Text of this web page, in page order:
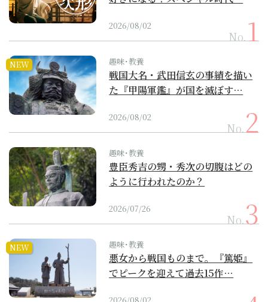
2026/08/02
No.
NEW 趣味･教養
戦国大名・武田信玄の事績を描い
た『甲陽軍鑑』が国を滅ぼす…
2026/08/02
No.
趣味･教養
豊臣秀吉の甥・秀次の切腹はどの
ように行われたのか？
2026/07/26
No.
NEW 趣味･教養
悪女から戦国ものまで。『篤姫』
でピークを迎えて過去15作…